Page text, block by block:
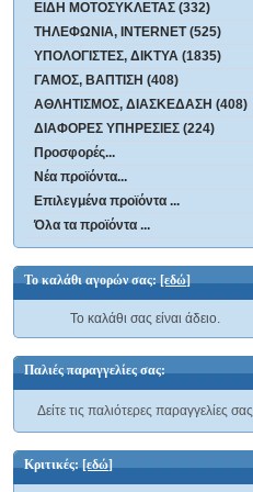
ΕΙΔΗ ΜΟΤΟΣΥΚΛΕΤΑΣ (332)
ΤΗΛΕΦΩΝΙΑ, INTERNET (525)
ΥΠΟΛΟΓΙΣΤΕΣ, ΔΙΚΤΥΑ (1835)
ΓΑΜΟΣ, ΒΑΠΤΙΣΗ (408)
ΑΘΛΗΤΙΣΜΟΣ, ΔΙΑΣΚΕΔΑΣΗ (408)
ΔΙΑΦΟΡΕΣ ΥΠΗΡΕΣΙΕΣ (224)
Προσφορές...
Νέα προϊόντα...
Επιλεγμένα προϊόντα ...
Όλα τα προϊόντα ...
Το καλάθι αγορών σας:[εδώ]
Το καλάθι σας είναι άδειο.
Παλιές παραγγελίες σας:
Δείτε τις παλιότερες παραγγελίες σας
Κριτικές:[εδώ]